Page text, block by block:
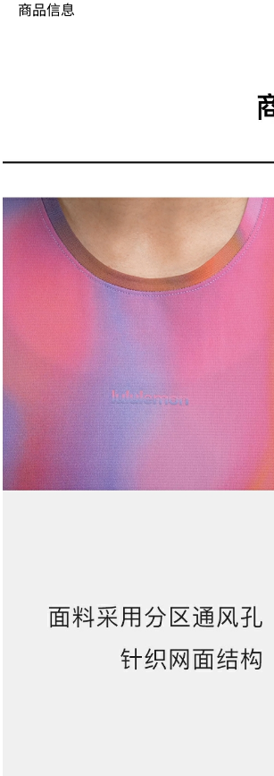
商品信息